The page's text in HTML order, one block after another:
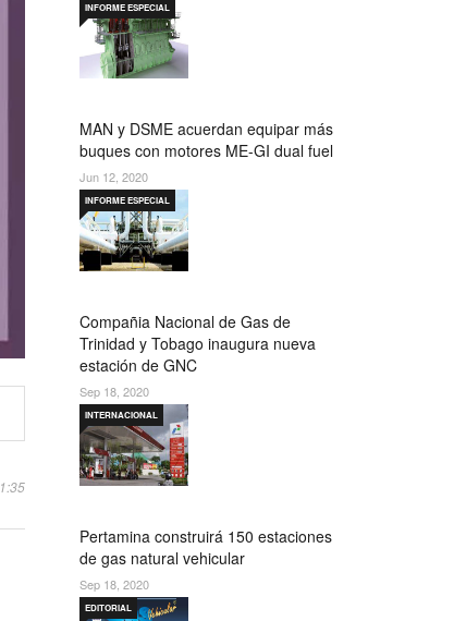
MAN y DSME acuerdan equipar más
buques con motores ME-GI dual fuel
INFORME ESPECIAL
Jun 12, 2020
Compañia Nacional de Gas de
Trinidad y Tobago inaugura nueva
estación de GNC
INFORME ESPECIAL
Sep 18, 2020
Pertamina construirá 150 estaciones
de gas natural vehicular
INTERNACIONAL
Sep 18, 2020
EDITORIAL